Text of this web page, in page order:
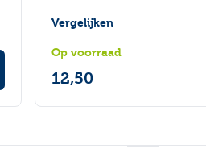
Vergelijken
Op voorraad
12,50